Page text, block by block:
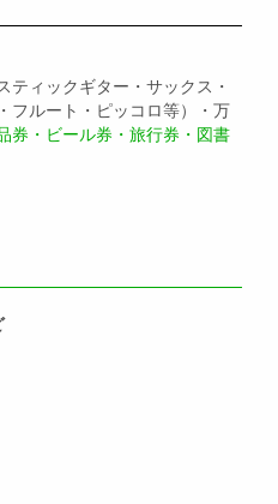
ティックギター・サックス・
フルート・ピッコロ等）・万
券・ビール券・旅行券・図書